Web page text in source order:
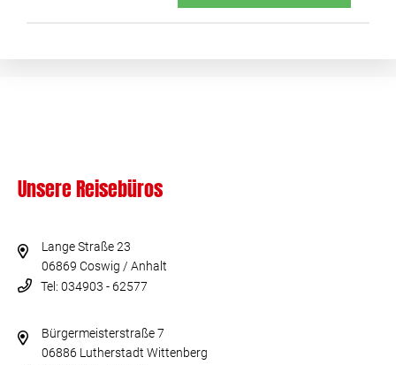
Unsere Reisebüros
Lange Straße 23
06869 Coswig / Anhalt
Tel: 034903 - 62577
Bürgermeisterstraße 7
06886 Lutherstadt Wittenberg